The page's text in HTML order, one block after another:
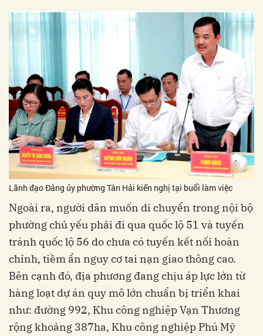
Lãnh đạo Đảng ủy phường Tân Hải kiến nghị tại buổi làm việc
Ngoài ra, người dân muốn di chuyển trong nội bộ
phường chủ yếu phải đi qua quốc lộ 51 và tuyến
tránh quốc lộ 56 do chưa có tuyến kết nối hoàn
chỉnh, tiềm ẩn nguy cơ tai nạn giao thông cao.
Bên cạnh đó, địa phương đang chịu áp lực lớn từ
hàng loạt dự án quy mô lớn chuẩn bị triển khai
như: đường 992, Khu công nghiệp Vạn Thương
rộng khoảng 387ha, Khu công nghiệp Phú Mỹ